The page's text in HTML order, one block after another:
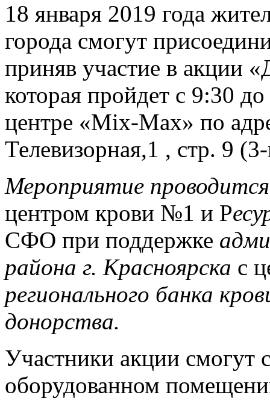
18 января 2019 года
города смогут
приняв участие в акции
которая пройдет с 9:30
центре «Mix-Max» по
Телевизорная,1 , стр. 9
Мероприятие
центром крови №1 и Р
СФО при поддержке
района г. Красноярска с
регионального банка
донорства.
Участники акции смогут
оборудованном